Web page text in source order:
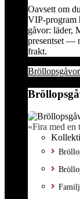
Oavsett om
VIP-program
gåvor: läder,
presentset —
frakt.
Bröllopsgåvor
«Fira med